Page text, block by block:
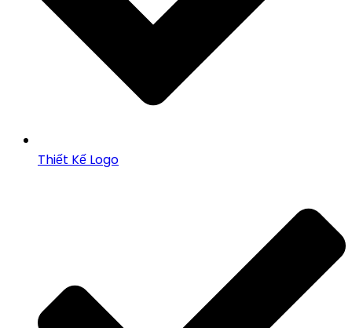
Thiết Kế Logo